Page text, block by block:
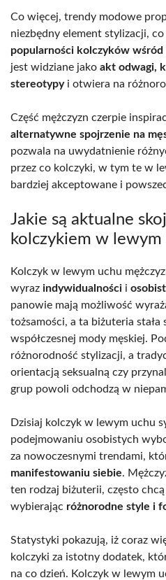
Co więcej, trendy modowe
niezbędny element stylizacji,
popularności kolczyków wśród
jest widziane jako akt odwagi,
stereotypyi otwiera na
Część mężczyzn czerpie
alternatywne spojrzenie na
pozwala na uwydatnienie
przez co kolczyki, w tym te w
bardziej akceptowane i
Jakie są aktualne
kolczykiem w lewym
Kolczyk w lewym uchu
wyraz indywidualności i
panowie mają możliwość
tożsamości, a ta biżuteria
współczesnej mody męskiej.
różnorodność stylizacji, a
orientacją seksualną czy
grup powoli odchodzą w
Dzisiaj kolczyk w lewym uchu
podejmowaniu osobistych
za nowoczesnymi trendami,
manifestowaniu siebie.
ten rodzaj biżuterii, często
wybierając różnorodne style i
Statystyki pokazują, iż coraz
kolczyki za istotny dodatek,
na co dzień. Kolczyk w lewym